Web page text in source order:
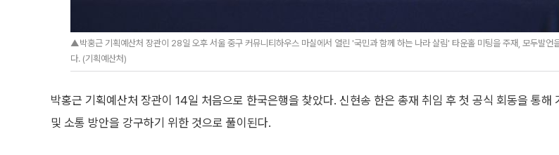
▲박홍근 기획예산처 장관이 28일 오후 서울 중구 커뮤니티하우스 마실에서 열린 '국민과 함께 하는 나라 살림' 타운홀 미팅을 주재, 모두발언
다. (기획예산처)
박홍근 기획예산처 장관이 14일 처음으로 한국은행을 찾았다. 신현송 한은 총재 취임 후 첫 공식 회동을 통해
및 소통 방안을 강구하기 위한 것으로 풀이된다.